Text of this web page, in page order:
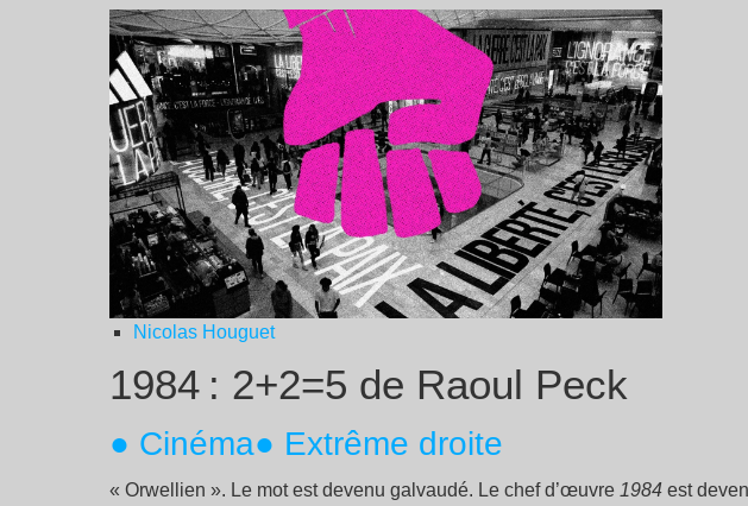
Nicolas Houguet
1984 : 2+2=5 de Raoul Peck
● Cinéma● Extrême droite
« Orwellien ». Le mot est devenu galvaudé. Le chef d’œuvre 1984 est